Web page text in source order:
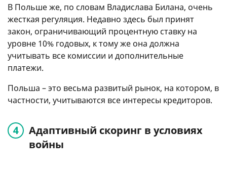
В Польше же, по словам Владислава Билана, очень
жесткая регуляция. Недавно здесь был принят
закон, ограничивающий процентную ставку на
уровне 10% годовых, к тому же она должна
учитывать все комиссии и дополнительные
платежи.
Польша – это весьма развитый рынок, на котором, в
частности, учитываются все интересы кредиторов.
Адаптивный скоринг в условиях
войны